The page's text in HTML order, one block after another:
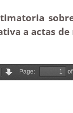
a actas